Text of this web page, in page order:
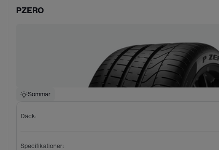
PZERO
Sommar
Däck:
Specifikationer: